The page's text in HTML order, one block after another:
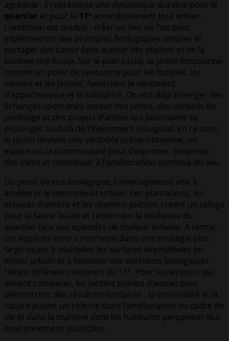
agréable : il représente une dynamique durable pour le
quartier et pour le 11ᵉ arrondissement tout entier.
L’ambition est double : créer un lieu où l’on peut
expérimenter des pratiques écologiques simples et
partager des savoir-faire autour des plantes et de la
biodiversité locale. Sur le plan social, le jardin fonctionne
comme un point de rencontre pour les familles, les
seniors et les jeunes, favorisant le sentiment
d’appartenance et la solidarité. On voit déjà émerger des
échanges spontanés autour des semis, des conseils de
jardinage et des projets d’atelier qui pourraient se
prolonger au-delà de l’événement inaugural. En ce sens,
le jardin devient une véritable scène citoyenne, un
espace où la communauté peut s’exprimer, proposer
des idées et contribuer à l’amélioration continue du lieu.
Du point de vue écologique, l’aménagement vise à
améliorer le microclimat urbain. Les plantations, les
espaces d’ombre et les chemins piétons créent un refuge
pour la faune locale et renforcent la résilience du
quartier face aux épisodes de chaleur estivale. À terme,
ces espaces verts s’inscrivent dans une stratégie plus
large visant à multiplier les surfaces végétalisées en
milieu urbain et à favoriser des corridors biologiques
reliant différents secteurs du 11ᵉ. Pour les lecteurs qui
aiment comparer, les jardins publics d’autres pays
démontrent des résultats similaires : la convivialité et la
nature jouent un rôle clé dans l’amélioration du cadre de
vie et dans la manière dont les habitants perçoivent leur
environnement quotidien.